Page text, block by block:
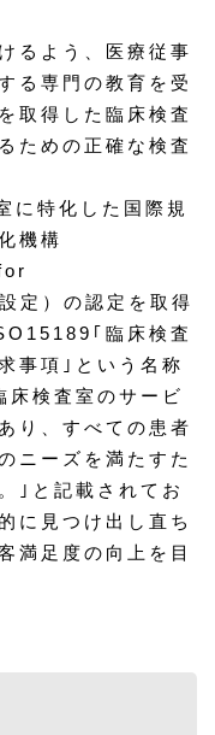
るよう、医療従事
る専門の教育を受
取得した臨床検査
ための正確な検査
に特化した国際規
機構
定）の認定を取得
｢臨床検査
事項｣という名称
床検査室のサービ
り、すべての患者
ニーズを満たすた
｣と記載されてお
に見つけ出し直ち
満足度の向上を目